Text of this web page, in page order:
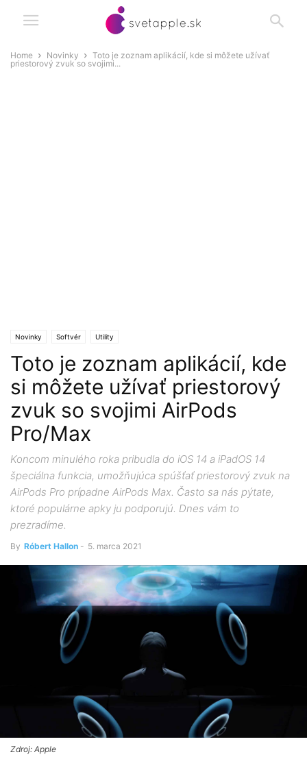
Home Novinky
Toto je zoznam aplikácií, kde si môžete užívať
priestorový zvuk so svojimi...
Novinky Softvér Utility
Toto je zoznam aplikácií, kde
si môžete užívať priestorový
zvuk so svojimi AirPods
Pro/Max
Koncom minulého roka pribudla do iOS 14 a iPadOS 14
špeciálna funkcia, umožňujúca spúšťať priestorový zvuk na
AirPods Pro prípadne AirPods Max. Často sa nás pýtate,
ktoré populárne apky ju podporujú. Dnes vám to
prezradíme.
By Róbert Hallon - 5. marca 2021
Zdroj: Apple